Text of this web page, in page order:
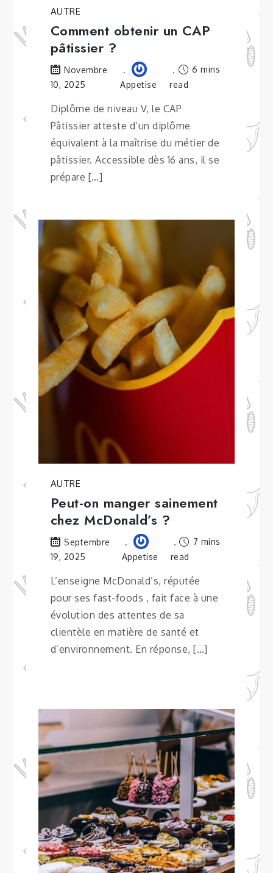
AUTRE
Comment obtenir un CAP
pâtissier ?
Novembre
10, 2025
Appetise
6 mins
read
Diplôme de niveau V, le CAP
Pâtissier atteste d’un diplôme
équivalent à la maîtrise du métier de
pâtissier. Accessible dès 16 ans, il se
prépare […]
AUTRE
Peut-on manger sainement
chez McDonald’s ?
Septembre
19, 2025
Appetise
7 mins
read
L’enseigne McDonald’s, réputée
pour ses fast-foods , fait face à une
évolution des attentes de sa
clientèle en matière de santé et
d’environnement. En réponse, […]